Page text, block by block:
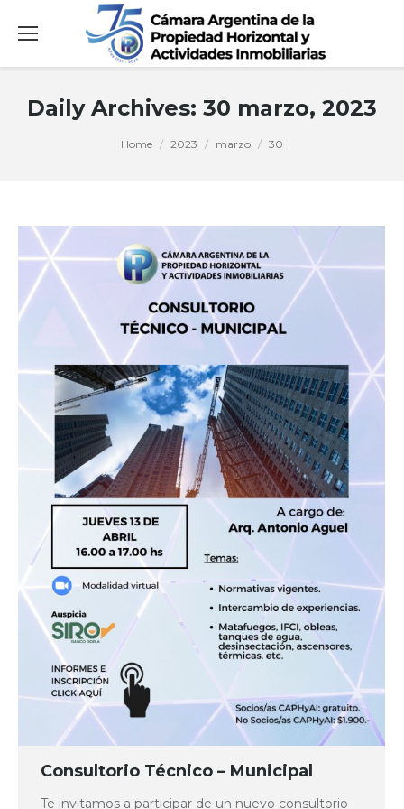
Daily Archives: 30 marzo, 2023
Home 2023 marzo 30
Consultorio Técnico – Municipal
Te invitamos a participar de un nuevo consultorio